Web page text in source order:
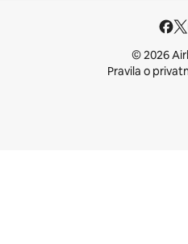
© 2026
Pravila o